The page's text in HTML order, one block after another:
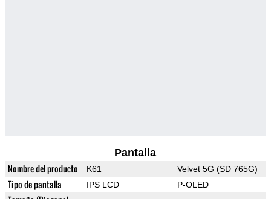
Pantalla
Nombre del producto K61 Velvet 5G (SD 765G)
Tipo de pantalla IPS LCD P-OLED